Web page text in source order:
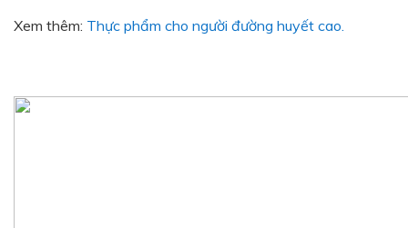
Xem thêm: Thực phẩm cho người đường huyết cao.